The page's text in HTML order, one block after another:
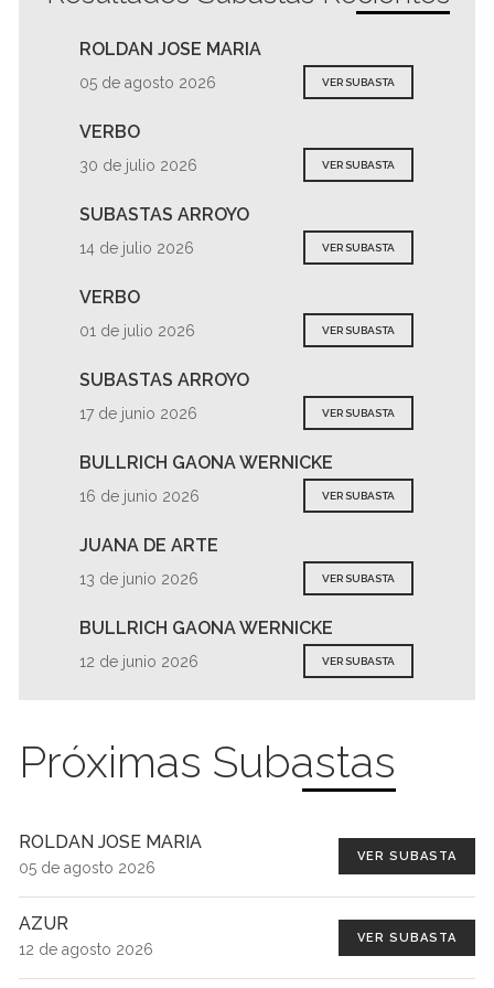
ROLDAN JOSE MARIA
05 de agosto 2026 VER SUBASTA
VERBO
30 de julio 2026 VER SUBASTA
SUBASTAS ARROYO
14 de julio 2026 VER SUBASTA
VERBO
01 de julio 2026 VER SUBASTA
SUBASTAS ARROYO
17 de junio 2026 VER SUBASTA
BULLRICH GAONA WERNICKE
16 de junio 2026 VER SUBASTA
JUANA DE ARTE
13 de junio 2026 VER SUBASTA
BULLRICH GAONA WERNICKE
12 de junio 2026 VER SUBASTA
Próximas Subastas
ROLDAN JOSE MARIA
05 de agosto 2026
VER SUBASTA
AZUR
12 de agosto 2026
VER SUBASTA